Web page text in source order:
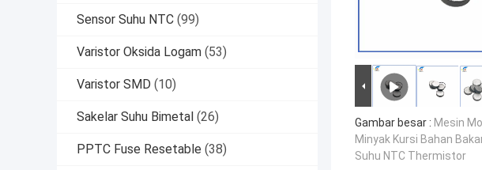
Sensor Suhu NTC (99)
Varistor Oksida Logam (53)
Varistor SMD (10)
Sakelar Suhu Bimetal (26)
PPTC Fuse Resetable (38)
Gambar besar : Mesin
Minyak Kursi Bahan
Suhu NTC Thermistor